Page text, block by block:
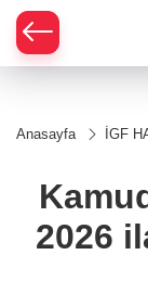
Anasayfa İGF
2026